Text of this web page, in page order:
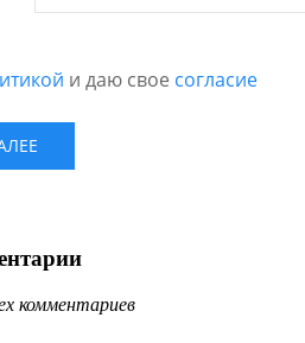
комментариев